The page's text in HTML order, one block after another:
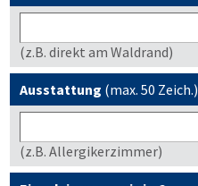
(z.B. direkt am Waldrand)
Ausstattung (max. 50 Zeich.)
(z.B. Allergikerzimmer)